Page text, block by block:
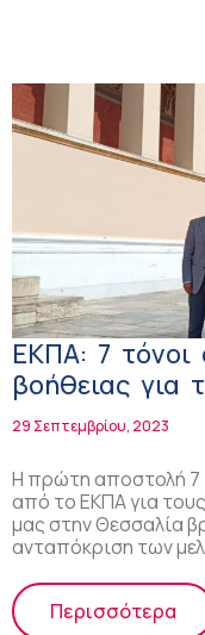
ΕΚΠΑ: 7 τόνοι
βοήθειας για
στην Θεσσαλία!
29 Σεπτεμβρίου, 2023
Η πρώτη αποστολή 7
από το ΕΚΠΑ για
μας στην Θεσσαλία
ανταπόκριση των
Περισσότερα